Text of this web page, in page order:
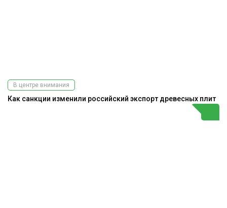
В центре внимания
Как санкции изменили российский экспорт древесных плит